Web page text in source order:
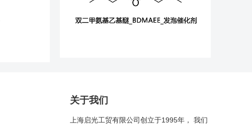
关于我们
上海启光工贸有限公司创立于1995年， 我们